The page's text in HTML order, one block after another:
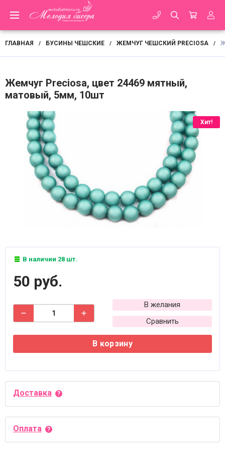
ГЛАВНАЯ / БУСИНЫ ЧЕШСКИЕ / ЖЕМЧУГ ЧЕШСКИЙ PRECIOSA /
Жемчуг Preciosa, цвет 24469 мятный,
матовый, 5мм, 10шт
Хит!
В наличии 28 шт.
50 руб.
В желания
Сравнить
В корзину
Доставка
Оплата